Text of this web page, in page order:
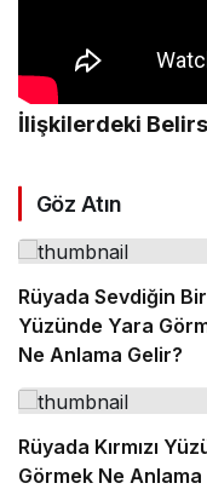
İlişkilerdeki
Göz Atın
Rüyada Sevdiğin
Yüzünde Yara
Ne Anlama Gelir?
Rüyada Kırmızı
Görmek Ne Anlama